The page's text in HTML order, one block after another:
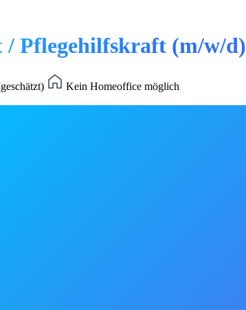
/ Pflegehilfskraft (m/w/d)
Kein Homeoffice möglich